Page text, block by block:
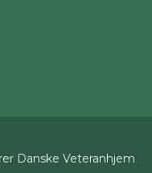
Danske Veteranhjem